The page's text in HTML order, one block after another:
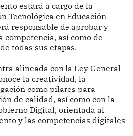
estará a cargo de la
Tecnológica en Educación
responsable de aprobar y
competencia, así como de
todas sus etapas.
alineada con la Ley General
la creatividad, la
como pilares para
de calidad, así como con la
Digital, orientada al
y las competencias digitales